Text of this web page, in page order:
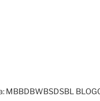
MBBDBWBSDSBL